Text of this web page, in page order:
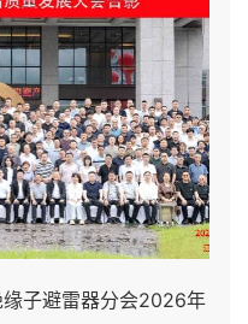
子避雷器分会2026年